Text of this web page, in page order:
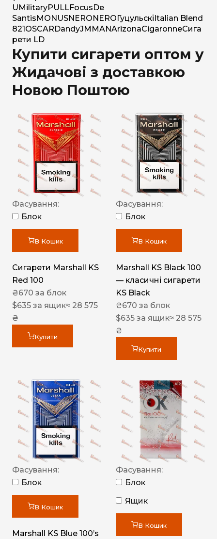
U MilitaryPULLFocus De
Santis MONUSNERO NERO Гуцульскі Italian Blend
821 OSCAR DandyJM MANArizonaCigaronneСига
рети LD
Купити сигарети оптом у
Жидачові з доставкою
Новою Поштою
Фасування:
Блок
В Кошик
Сигарети Marshall KS
Red 100
₴670 за блок
$635 за ящик≈ 28 575
₴
Купити
Фасування:
Блок
В Кошик
Marshall KS Black 100
— класичні сигарети
KS Black
₴670 за блок
$635 за ящик≈ 28 575
₴
Купити
Фасування:
Блок
В Кошик
Marshall KS Blue 100’s
Фасування:
Блок
Ящик
В Кошик